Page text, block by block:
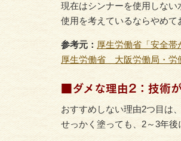
現在はシンナーを使用しな
使用を考えているならやめて
参考元： 厚生労働省「安全帯
厚生労働省 大阪労働局・労
■ダメな理由2：技術
おすすめしない理由2つ目は
せっかく塗っても、2～3年